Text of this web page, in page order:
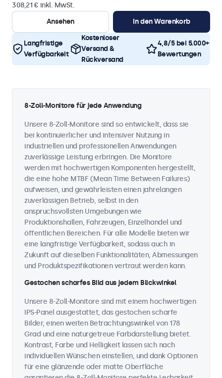
308,21 € inkl. MwSt.
Ansehen
In den Warenkorb
Langfristige
Verfügbarkeit
Kostenloser
Versand &
Rückversand
4,8/5 bei 5.000+
Bewertungen
8-Zoll-Monitore für jede Anwendung
Unsere 8-Zoll-Monitore sind so entwickelt, dass sie
bei kontinuierlicher und intensiver Nutzung in
industriellen und professionellen Anwendungen
zuverlässige Leistung erbringen. Die Monitore
werden mit hochwertigen Komponenten hergestellt,
die eine hohe MTBF (Mean Time Between Failures)
aufweisen, und gewährleisten einen jahrelangen
zuverlässigen Betrieb, selbst in den
anspruchsvollsten Umgebungen wie
Produktionshallen, Fahrzeugen, Einzelhandel und
öffentlichen Bereichen. Für alle Modelle bieten wir
eine langfristige Verfügbarkeit, sodass auch in
Zukunft auf dieselben Funktionalitäten, Abmessungen
und Produktspezifikationen vertraut werden kann.
Gestochen scharfes Bild aus jedem Blickwinkel
Unsere 8-Zoll-Monitore sind mit einem hochwertigen
IPS-Panel ausgestattet, das gestochen scharfe
Bilder, einen weiten Betrachtungswinkel von 178
Grad und eine naturgetreue Farbdarstellung bietet.
Kontrast, Farbe und Helligkeit lassen sich nach
individuellen Wünschen einstellen, und dank Optionen
für eine glänzende oder matte Oberfläche